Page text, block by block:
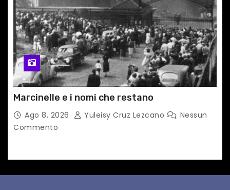
Marcinelle e i nomi che restano
Ago 8, 2026 Yuleisy Cruz Lezcano
Nessun
Commento